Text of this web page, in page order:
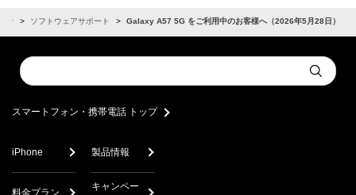
せ ソフトウェアサポート Galaxy A57 5G をご利用中のお客様へ（2026年5月28日）
Conduct
a
Submit
スマートフォン・携帯電話 トップ
iPhone 製品情報
料金プラン
キャンペー